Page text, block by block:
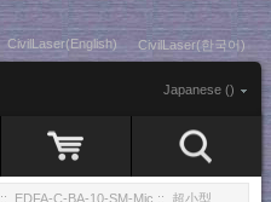
CivilLaser(English) CivilLaser(한국어)
Japanese ()
:: EDFA-C-BA-10-SM-Mic :: 超小型